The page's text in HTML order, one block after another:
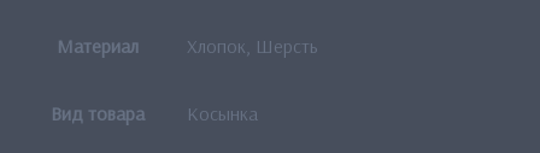
Материал Хлопок, Шерсть
Вид товара Косынка